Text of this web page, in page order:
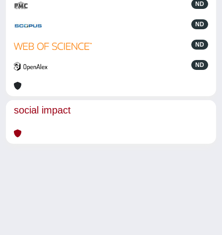
ND
ND
ND
ND
social impact